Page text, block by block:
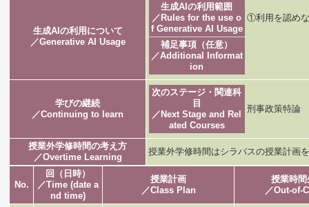
生成AIの利用について
／Generative AI Usage
生成AIの利用範囲
／Rules for the use o
f Generative AI Usage
①利用を認め
補足事項（任意）
／Additional Informat
ion
学びの継続
／Continuing to learn
次のステージ・関連科
目
／Next Stage and Rel
ated Courses
刑事政策特論
授業外学修時間の考え方
／Overtime Learning
授業外学修時間はシラバスの授業計画
No.
回（日時）
／Time (date a
nd time)
授業計画
／Class Plan
授業時
／Out-of-